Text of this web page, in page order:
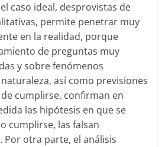
caso ideal, desprovistas de
permite penetrar muy
en la realidad, porque
de preguntas muy
y sobre fenómenos
naturaleza, así como previsiones
cumplirse, confirman en
las hipótesis en que se
cumplirse, las falsan
Por otra parte, el análisis